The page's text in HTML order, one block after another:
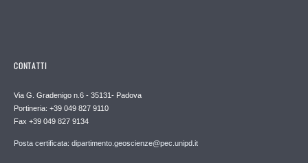
CONTATTI
Via G. Gradenigo n.6 - 35131- Padova
Portineria: +39 049 827 9110
Fax +39 049 827 9134
Posta certificata: dipartimento.geoscienze@pec.unipd.it